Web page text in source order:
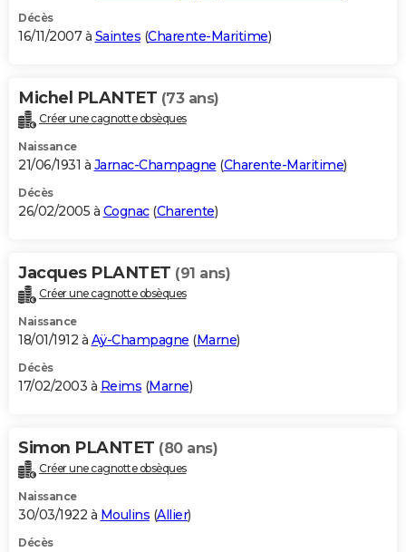
Décès
16/11/2007 à Saintes (Charente-Maritime)
Michel PLANTET (73 ans)
Créer une cagnotte obsèques
Naissance
21/06/1931 à Jarnac-Champagne (Charente-Maritime)
Décès
26/02/2005 à Cognac(Charente)
Jacques PLANTET (91 ans)
Créer une cagnotte obsèques
Naissance
18/01/1912 à Aÿ-Champagne (Marne)
Décès
17/02/2003 à Reims (Marne)
Simon PLANTET (80 ans)
Créer une cagnotte obsèques
Naissance
30/03/1922 à Moulins (Allier)
Décès